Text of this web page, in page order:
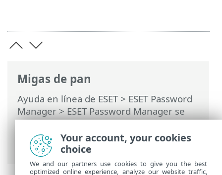
Migas de pan
Ayuda en línea de ESET> ESET Password
Manager>ESET Password Manager se
suspenderá> Exportar contraseñas de
Password Manager e importarlas al
navegador/aplicación web
Your account, your cookies
choice
We and our partners use cookies to give you the best
optimized online experience, analyze our website traffic,